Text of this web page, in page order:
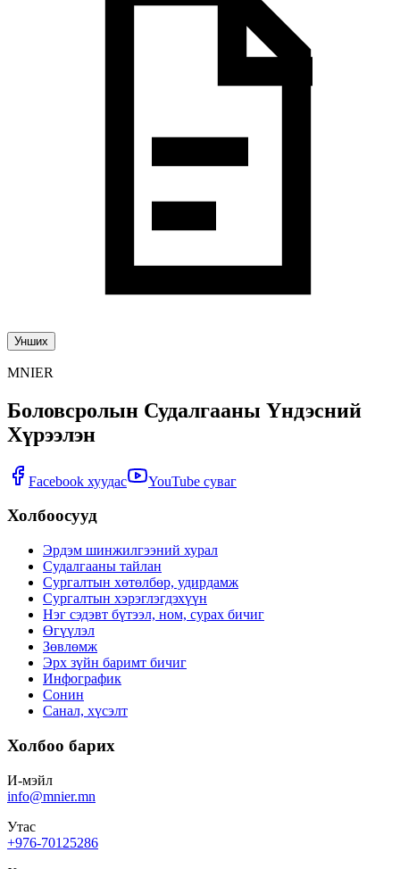
Унших
MNIER
Боловсролын Судалгааны Үндэсний
Хүрээлэн
Facebook хуудас YouTube суваг
Холбоосууд
Эрдэм шинжилгээний хурал
Судалгааны тайлан
Сургалтын хөтөлбөр, удирдамж
Сургалтын хэрэглэгдэхүүн
Нэг сэдэвт бүтээл, ном, сурах бичиг
Өгүүлэл
Зөвлөмж
Эрх зүйн баримт бичиг
Инфографик
Сонин
Санал, хүсэлт
Холбоо барих
И-мэйл
info@mnier.mn
Утас
+976-70125286